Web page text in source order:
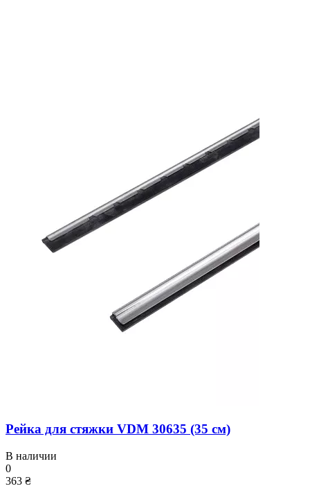
Рейка для стяжки VDM 30635 (35 см)
В наличии
0
363 ₴